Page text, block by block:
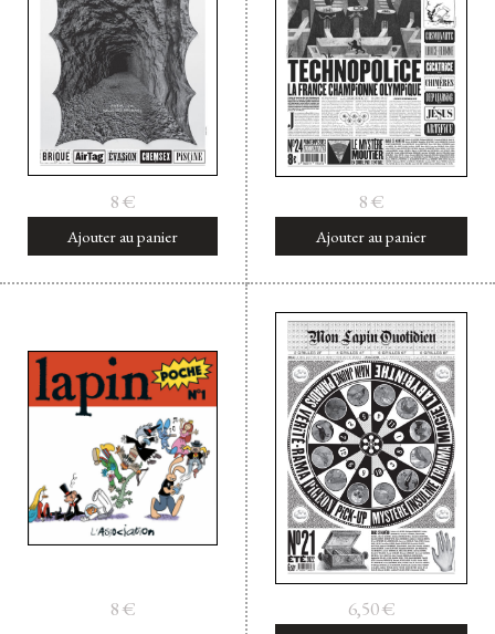
Facebook Instagram Twitter
Hébergé par Vixns
incandescence
Version 2.3.3
8€
Ajouter au panier
8€
Ajouter au panier
8€ 6,50€